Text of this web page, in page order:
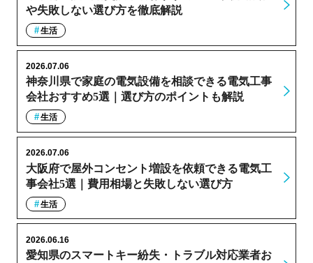
や失敗しない選び方を徹底解説
生活
神奈川県で家庭の電気設備を相談できる電気工事
会社おすすめ5選｜選び方のポイントも解説
2026.07.06
生活
大阪府で屋外コンセント増設を依頼できる電気工
事会社5選｜費用相場と失敗しない選び方
2026.07.06
生活
愛知県のスマートキー紛失・トラブル対応業者お
2026.06.16